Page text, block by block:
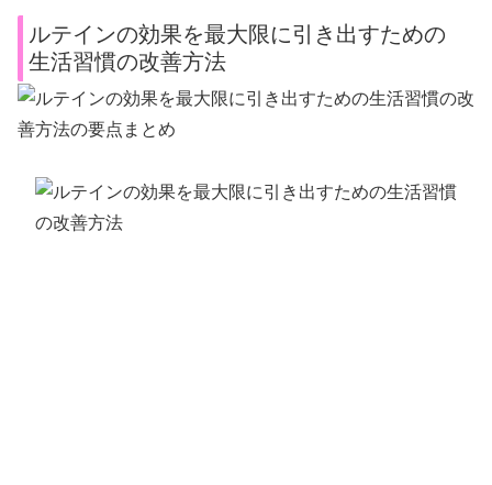
ルテインの効果を最大限に引き出すための
生活習慣の改善方法